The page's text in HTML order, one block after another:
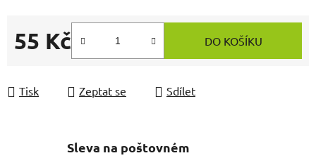
55 Kč
Měrná cena:
DO KOŠÍKU
Tisk Zeptat se Sdílet
Sleva na poštovném